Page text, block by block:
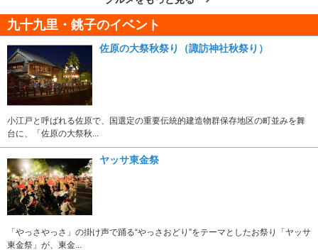
九十九里・銚子のイベント
佐原の大祭秋祭り（諏訪神社秋祭り）
小江戸と呼ばれる佐原で、国選定の重要伝統的建造物群保存地区の町並みを舞
台に、「佐原の大祭秋...
ヤッサ東金祭
「やっさやっさ」の掛け声で踊る“やっさおどり”をテーマとしたお祭り「ヤッサ
東金祭」が、東金...